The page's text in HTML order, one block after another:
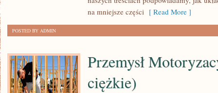
na mniejsze części [ Read More ]
POSTED BY ADMIN
Przemysł
ciężkie)